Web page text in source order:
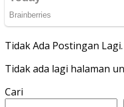
Tidak Ada Postingan Lagi.
Tidak ada lagi halaman
Cari